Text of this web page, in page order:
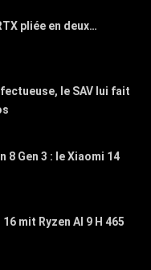
pliée en deux…
le SAV lui fait
8 Gen 3 : le Xiaomi 14
mit Ryzen AI 9 H 465